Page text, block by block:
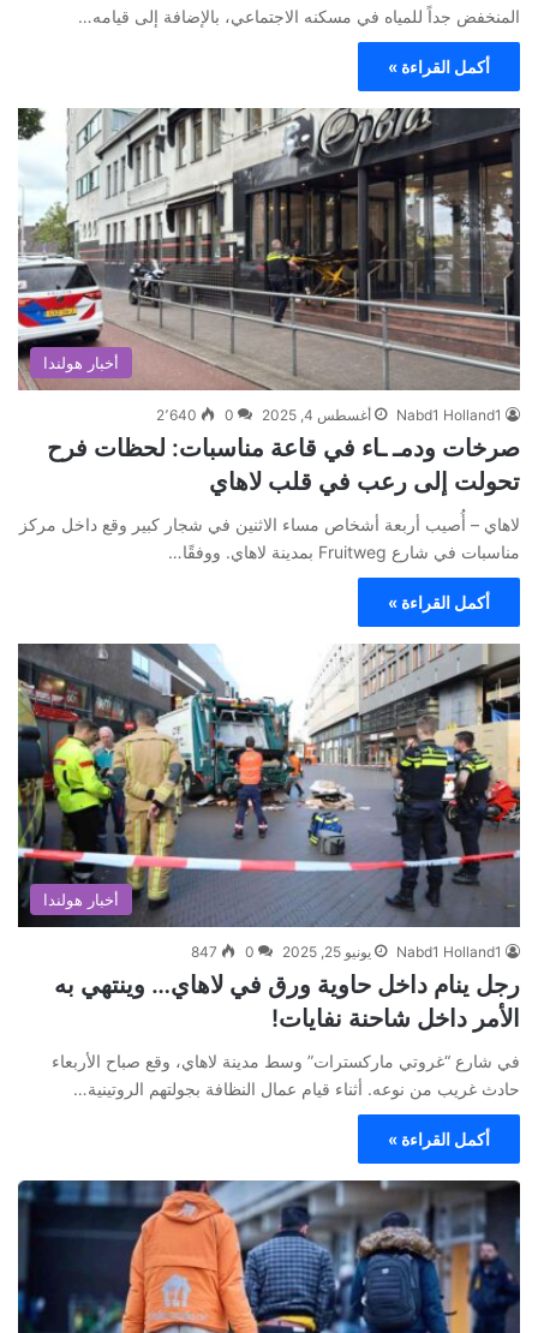
المنخفض جداً للمياه في مسكنه الاجتماعي، بالإضافة إلى قيامه…
أكمل القراءة »
أخبار هولندا
Nabd1 Holland1 أغسطس 4, 2025 0 2٬640
صرخات ودمـ ـاء في قاعة مناسبات: لحظات فرح
تحولت إلى رعب في قلب لاهاي
لاهاي – أُصيب أربعة أشخاص مساء الاثنين في شجار كبير وقع داخل مركز
مناسبات في شارع Fruitweg بمدينة لاهاي. ووفقًا…
أكمل القراءة »
أخبار هولندا
Nabd1 Holland1 يونيو 25, 2025 0
847
رجل ينام داخل حاوية ورق في لاهاي… وينتهي به
الأمر داخل شاحنة نفايات!
في شارع “غروتي ماركسترات” وسط مدينة لاهاي، وقع صباح الأربعاء
حادث غريب من نوعه. أثناء قيام عمال النظافة بجولتهم الروتينية…
أكمل القراءة »